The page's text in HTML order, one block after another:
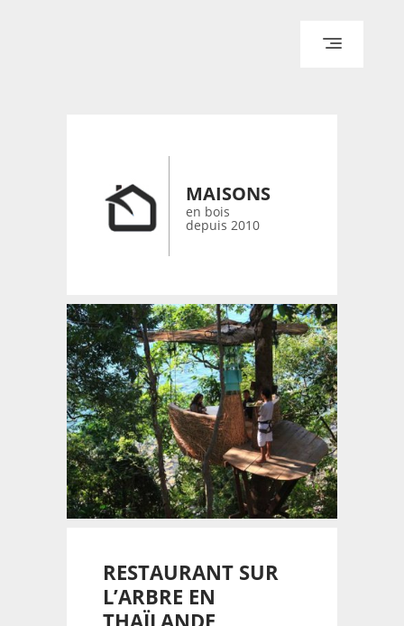
CONTACT
MAISONS
en bois
depuis 2010
RESTAURANT SUR
L’ARBRE EN
THAÏLANDE